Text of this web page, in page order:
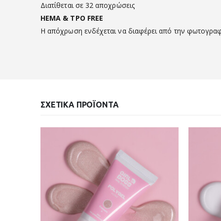
Διατίθεται σε 32 αποχρώσεις
HEMA & TPO FREE
Η απόχρωση ενδέχεται να διαφέρει από την
ΣΧΕΤΙΚΆ ΠΡΟΪΌΝΤΑ